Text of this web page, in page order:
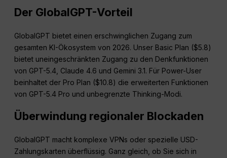
Der GlobalGPT-Vorteil
GlobalGPT bietet einen erschwinglichen Zugang zum
gesamten KI-Ökosystem von 2026. Unser Basic Plan ($5.8)
bietet uneingeschränkten Zugang zu den Denkfunktionen
von GPT-5.4, Claude 4.6 und Gemini 3.1. Für Power-User
beinhaltet der Pro Plan ($10.8) die erweiterten Funktionen
von GPT-5.4 Pro und unbegrenzte Thinking-Modi.
Überwindung regionaler Blockaden
GlobalGPT macht komplexe VPNs oder spezielle USD-
Zahlungskarten überflüssig. Ganz gleich, ob Sie sich in